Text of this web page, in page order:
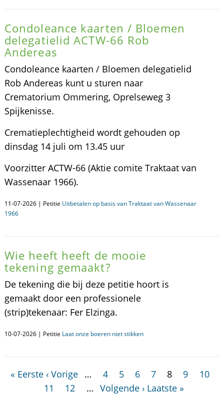
Condoleance kaarten / Bloemen
delegatielid ACTW-66 Rob
Andereas
Condoleance kaarten / Bloemen delegatielid
Rob Andereas kunt u sturen naar
Crematorium Ommering, Oprelseweg 3
Spijkenisse.
Crematieplechtigheid wordt gehouden op
dinsdag 14 juli om 13.45 uur
Voorzitter ACTW-66 (Aktie comite Traktaat van
Wassenaar 1966).
11-07-2026 | Petitie Uitbetalen op basis van Traktaat van Wassenaar
1966
Wie heeft heeft de mooie
tekening gemaakt?
De tekening die bij deze petitie hoort is
gemaakt door een professionele
(strip)tekenaar: Fer Elzinga.
10-07-2026 | Petitie Laat onze boeren niet stikken
« Eerste ‹ Vorige … 4 5 6 7 8 9
10
11
12 … Volgende › Laatste »